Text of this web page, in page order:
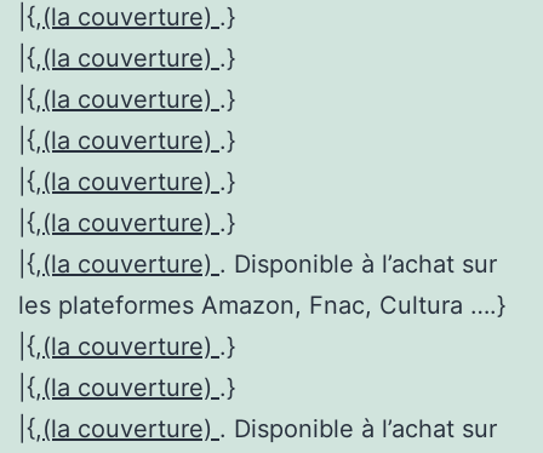
|{,(la couverture) .}
|{,(la couverture) .}
|{,(la couverture) .}
|{,(la couverture) .}
|{,(la couverture) .}
|{,(la couverture) .}
|{,(la couverture) . Disponible à l’achat sur
les plateformes Amazon, Fnac, Cultura ….}
|{,(la couverture) .}
|{,(la couverture) .}
|{,(la couverture) . Disponible à l’achat sur